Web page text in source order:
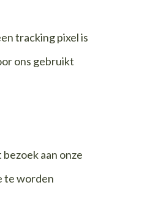
tracking pixel is
ons gebruikt
aan onze
te worden